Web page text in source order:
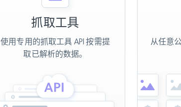
抓取工具
使用专用的抓取工具 API 按需提
取已解析的数据。
从任意